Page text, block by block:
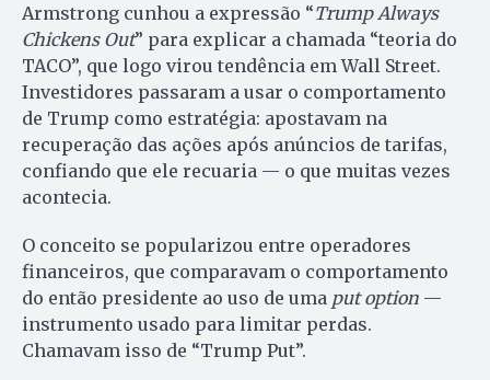
Armstrong cunhou a expressão “Trump Always
Chickens Out” para explicar a chamada “teoria do
TACO”, que logo virou tendência em Wall Street.
Investidores passaram a usar o comportamento
de Trump como estratégia: apostavam na
recuperação das ações após anúncios de tarifas,
confiando que ele recuaria — o que muitas vezes
acontecia.
O conceito se popularizou entre operadores
financeiros, que comparavam o comportamento
do então presidente ao uso de uma put option —
instrumento usado para limitar perdas.
Chamavam isso de “Trump Put”.